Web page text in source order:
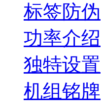
标签防伪
功率介绍
独特设置
机组铭牌